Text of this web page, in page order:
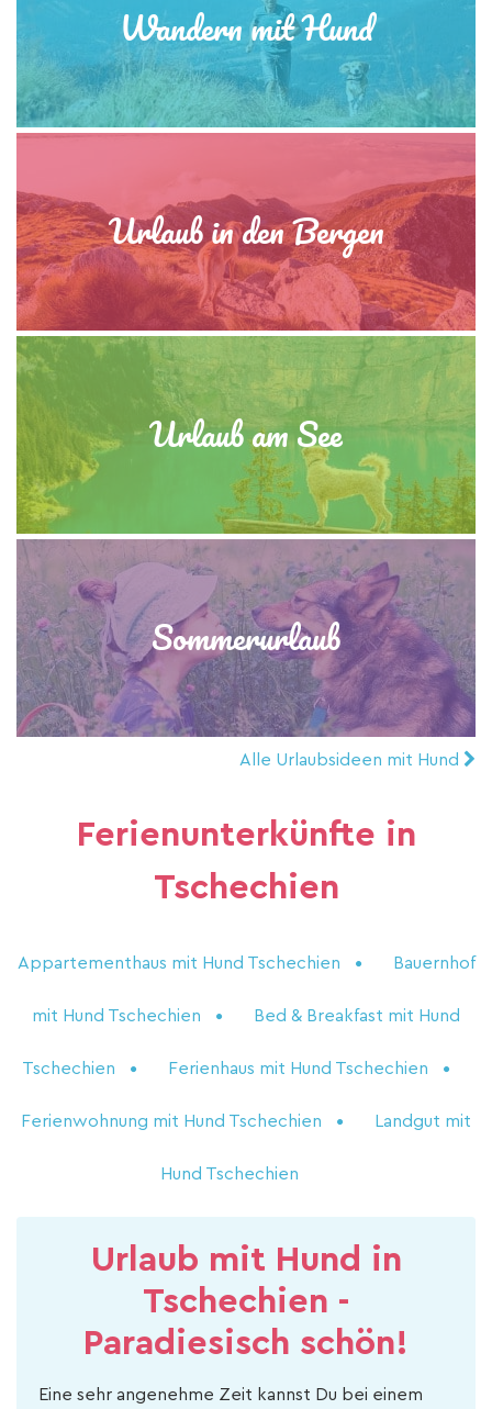
Wandern mit Hund
Urlaub in den Bergen
Urlaub am See
Sommerurlaub
Alle Urlaubsideen mit Hund
Ferienunterkünfte in
Tschechien
Appartementhaus mit Hund Tschechien Bauernhof
mit Hund Tschechien Bed & Breakfast mit Hund
Tschechien Ferienhaus mit Hund Tschechien
Ferienwohnung mit Hund Tschechien Landgut mit
Hund Tschechien
Urlaub mit Hund in
Tschechien -
Paradiesisch schön!
Eine sehr angenehme Zeit kannst Du bei einem